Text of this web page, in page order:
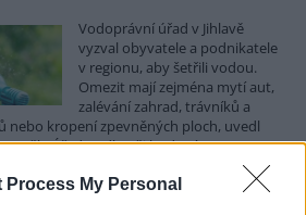
Process My Personal
Vodoprávní úřad v Jihlavě
vyzval obyvatele a podnikatele
v regionu, aby šetřili vodou.
Omezit mají zejména mytí aut,
zalévání zahrad, trávníků a
nebo kropení zpevněných ploch, uvedl
Úřad podle něj bude víc
Výzva k šetření vodou platí pro
Jihlavu jako obec s rozšířenou